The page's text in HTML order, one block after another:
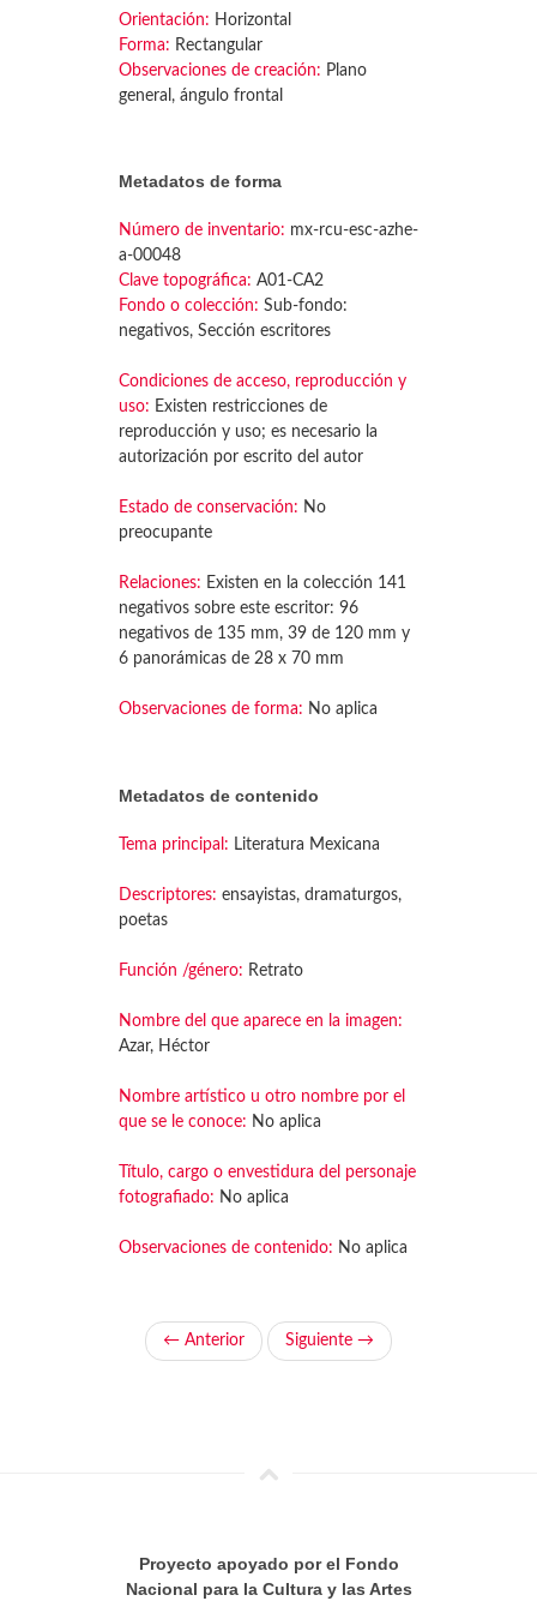
Orientación: Horizontal
Forma: Rectangular
Observaciones de creación: Plano
general, ángulo frontal
Metadatos de forma
Número de inventario: mx-rcu-esc-azhe-
a-00048
Clave topográfica: A01-CA2
Fondo o colección: Sub-fondo:
negativos, Sección escritores
Condiciones de acceso, reproducción y
uso: Existen restricciones de
reproducción y uso; es necesario la
autorización por escrito del autor
Estado de conservación: No
preocupante
Relaciones: Existen en la colección 141
negativos sobre este escritor: 96
negativos de 135 mm, 39 de 120 mm y
6 panorámicas de 28 x 70 mm
Observaciones de forma: No aplica
Metadatos de contenido
Tema principal: Literatura Mexicana
Descriptores: ensayistas, dramaturgos,
poetas
Función /género: Retrato
Nombre del que aparece en la imagen:
Azar, Héctor
Nombre artístico u otro nombre por el
que se le conoce: No aplica
Título, cargo o envestidura del personaje
fotografiado: No aplica
Observaciones de contenido: No aplica
← Anterior Siguiente →
Proyecto apoyado por el Fondo
Nacional para la Cultura y las Artes